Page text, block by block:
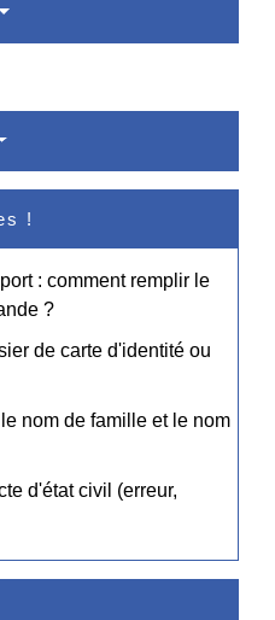
!
: comment remplir le
?
de carte d'identité ou
nom de famille et le nom
d'état civil (erreur,